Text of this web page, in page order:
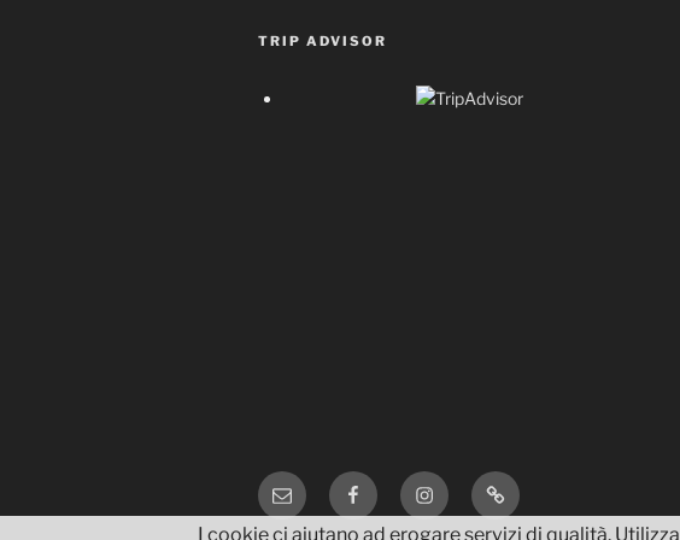
TRIP ADVISOR
Email FacebookInstagramTripAdvisor
I cookie ci aiutano ad erogare servizi di qualità.